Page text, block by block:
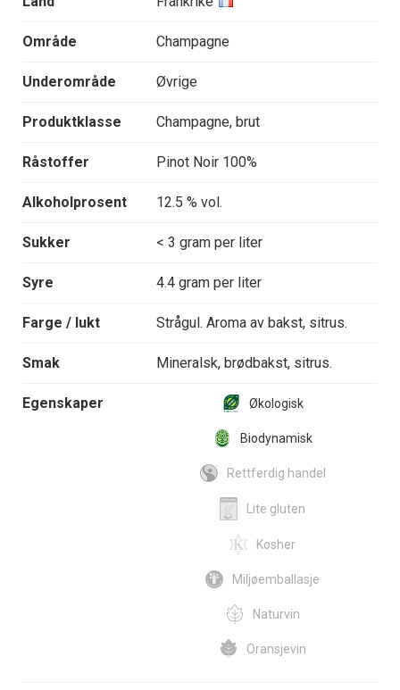
Område Champagne
Underområde Øvrige
Produktklasse Champagne, brut
Råstoffer Pinot Noir 100%
Alkoholprosent 12.5 % vol.
Sukker < 3 gram per liter
Syre 4.4 gram per liter
Farge / lukt Strågul. Aroma av bakst, sitrus.
Smak Mineralsk, brødbakst, sitrus.
Egenskaper Økologisk
Biodynamisk
Rettferdig handel
Lite gluten
Kosher
Miljøemballasje
Naturvin
Oransjevin